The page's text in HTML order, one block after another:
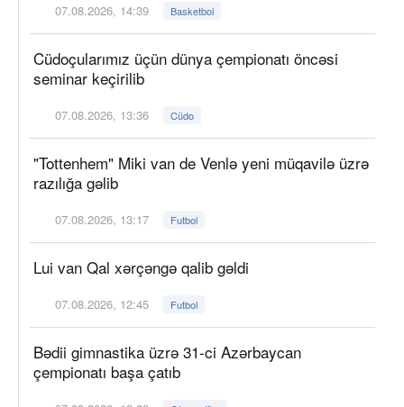
07.08.2026, 14:39 Basketbol
Cüdoçularımız üçün dünya çempionatı öncəsi
seminar keçirilib
07.08.2026, 13:36 Cüdo
"Tottenhem" Miki van de Venlə yeni müqavilə üzrə
razılığa gəlib
07.08.2026, 13:17 Futbol
Lui van Qal xərçəngə qalib gəldi
07.08.2026, 12:45 Futbol
Bədii gimnastika üzrə 31-ci Azərbaycan
çempionatı başa çatıb